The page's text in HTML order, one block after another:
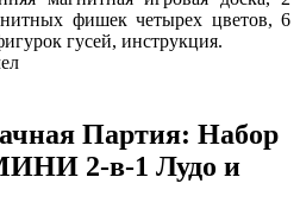
фишек четырех цветов, 6
гусей, инструкция.
Партия: Набор
2-в-1 Лудо и